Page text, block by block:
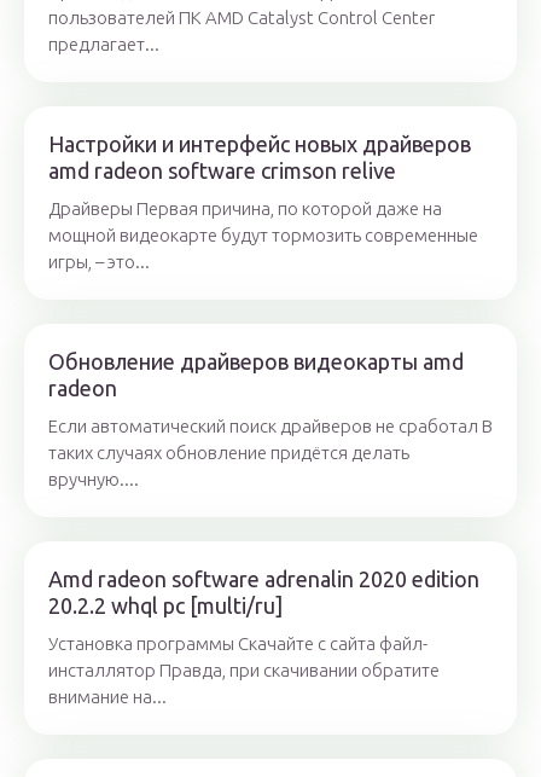
пользователей ПК AMD Catalyst Control Center
предлагает...
Настройки и интерфейс новых драйверов
amd radeon software crimson relive
Драйверы Первая причина, по которой даже на
мощной видеокарте будут тормозить современные
игры, – это...
Обновление драйверов видеокарты amd
radeon
Если автоматический поиск драйверов не сработал В
таких случаях обновление придётся делать
вручную....
Amd radeon software adrenalin 2020 edition
20.2.2 whql pc [multi/ru]
Установка программы Скачайте с сайта файл-
инсталлятор Правда, при скачивании обратите
внимание на...